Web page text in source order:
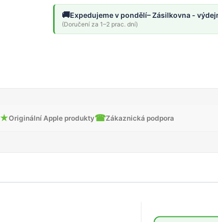
🚚Expedujeme v pondělí– Zásilkovna -
(Doručení za 1–2 prac. dní)
★Originální Apple produkty☎Zákaznická podpora